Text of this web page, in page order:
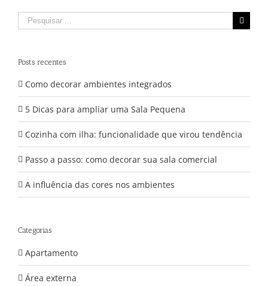
Pesquisar
por:
Posts recentes
Como decorar ambientes integrados
5 Dicas para ampliar uma Sala Pequena
Cozinha com ilha: funcionalidade que virou tendência
Passo a passo: como decorar sua sala comercial
A influência das cores nos ambientes
Categorias
Apartamento
Área externa